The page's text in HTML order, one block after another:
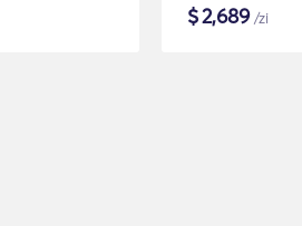
$2,689/zi